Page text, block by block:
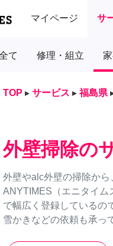
マイページ サ
て 修理・組立
TOP ▸ サービス ▸ 福島県
外壁掃除の
外壁やalc外壁の掃除か
ANYTIMES（エニタイム
で幅広く登録しているの
雪かきなどの依頼も承っ